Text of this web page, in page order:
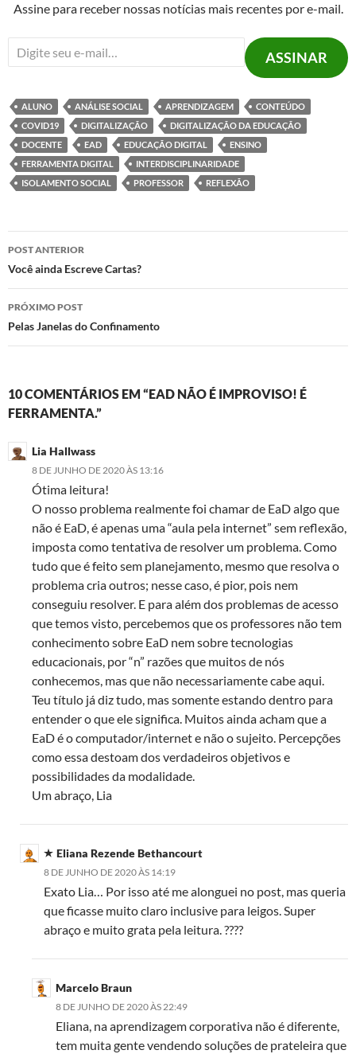
Assine para receber nossas notícias mais recentes por e-mail.
Digite seu e-mail…
ASSINAR
ALUNO ANÁLISE SOCIAL APRENDIZAGEM
CONTEÚDO
COVID19
DIGITALIZAÇÃO
DIGITALIZAÇÃO DA EDUCAÇÃO
DOCENTE
EAD EDUCAÇÃO DIGITAL
ENSINO
FERRAMENTA DIGITAL
INTERDISCIPLINARIDADE
ISOLAMENTO SOCIAL
PROFESSOR REFLEXÃO
Navegação
de
posts
POST ANTERIOR
Você ainda Escreve Cartas?
PRÓXIMO POST
Pelas Janelas do Confinamento
10 COMENTÁRIOS EM “EAD NÃO É IMPROVISO! É
FERRAMENTA.”
Lia Hallwass
8 DE JUNHO DE 2020 ÀS 13:16
Ótima leitura!
O nosso problema realmente foi chamar de EaD algo que
não é EaD, é apenas uma “aula pela internet” sem reflexão,
imposta como tentativa de resolver um problema. Como
tudo que é feito sem planejamento, mesmo que resolva o
problema cria outros; nesse caso, é pior, pois nem
conseguiu resolver. E para além dos problemas de acesso
que temos visto, percebemos que os professores não tem
conhecimento sobre EaD nem sobre tecnologias
educacionais, por “n” razões que muitos de nós
conhecemos, mas que não necessariamente cabe aqui.
Teu título já diz tudo, mas somente estando dentro para
entender o que ele significa. Muitos ainda acham que a
EaD é o computador/internet e não o sujeito. Percepções
como essa destoam dos verdadeiros objetivos e
possibilidades da modalidade.
Um abraço, Lia
Eliana Rezende Bethancourt
8 DE JUNHO DE 2020 ÀS 14:19
Exato Lia… Por isso até me alonguei no post, mas queria
que ficasse muito claro inclusive para leigos. Super
abraço e muito grata pela leitura. ????
Marcelo Braun
8 DE JUNHO DE 2020 ÀS 22:49
Eliana, na aprendizagem corporativa não é diferente,
tem muita gente vendendo soluções de prateleira que